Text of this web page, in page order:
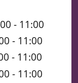
11:00